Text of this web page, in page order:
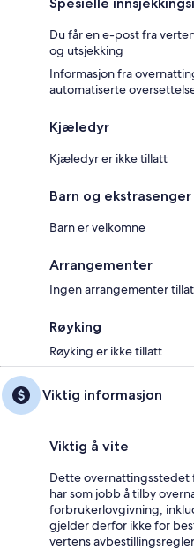
Du får en e-post fra
og utsjekking
Informasjon fra
automatiserte
Kjæledyr
Kjæledyr er ikke tillatt
Barn og ekstrasenger
Barn er velkomne
Arrangementer
Ingen arrangementer
Røyking
Røyking er ikke tillatt
Viktig informasjon
Viktig å vite
Dette overnattingsstedet
har som jobb å tilby
forbrukerlovgivning,
gjelder derfor ikke for
vertens